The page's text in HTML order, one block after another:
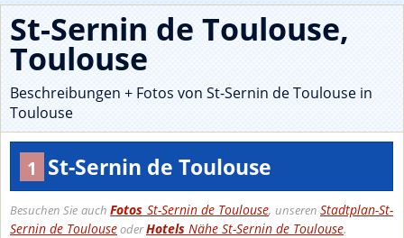
St-Sernin de Toulouse,
Toulouse
Beschreibungen + Fotos von St-Sernin de Toulouse in
Toulouse
1 St-Sernin de Toulouse
Besuchen Sie auchFotos St-Sernin de Toulouse, unseren Stadtplan-St-
Sernin de ToulouseoderHotels Nähe St-Sernin de Toulouse.